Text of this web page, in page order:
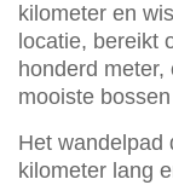
kilometer en
locatie, bereikt
honderd
mooiste
Het wandelpad
kilometer lang